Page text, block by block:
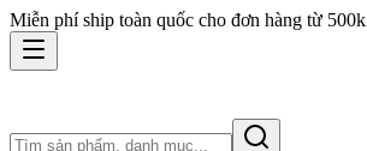
Miễn phí ship toàn quốc cho đơn hàng từ 500k